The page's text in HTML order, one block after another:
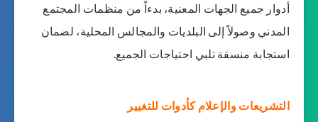
أدوار جميع الجهات المعنية، بدءاً من منظمات المجتمع
المدني وصولاً إلى البلديات والمجالس المحلية، لضمان
استجابة منسقة تلبي احتياجات الجميع.
التشريعات والإعلام كأدوات للتغيير